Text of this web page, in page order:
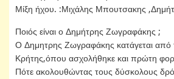
Μίξη ήχου. :Μιχάλης Μπουτσακης
Ποιός είναι ο Δημήτρης Ζωγραφάκης ;
Ο Δημητρης Ζωγραφάκης κατάγεται
Κρήτης,όπου ασχολήθηκε και πρώτη
Πότε ακολουθώντας τους δύσκολους